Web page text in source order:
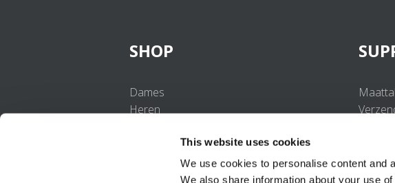
This website uses cookies
We use cookies to personalise content and
We also share information about your use
SHOP
Dames
Heren
UV-